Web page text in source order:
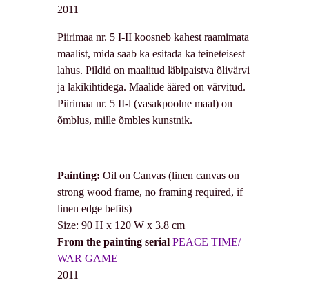
2011
Piirimaa nr. 5 I-II koosneb kahest raamimata
maalist, mida saab ka esitada ka teineteisest
lahus. Pildid on maalitud läbipaistva õlivärvi
ja lakikihtidega. Maalide ääred on värvitud.
Piirimaa nr. 5 II-l (vasakpoolne maal) on
õmblus, mille õmbles kunstnik.
Painting: Oil on Canvas (linen canvas on
strong wood frame, no framing required, if
linen edge befits)
Size: 90 H x 120 W x 3.8 cm
From the painting serial PEACE TIME/
WAR GAME
2011